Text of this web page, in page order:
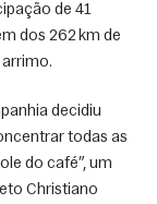
de 41
dos 262 km de
decidiu
todas as
do café”, um
Christiano